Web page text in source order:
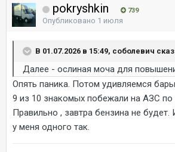
pokryshkin 739
Опубликовано 1 июля
В 01.07.2026 в 15:49, соболевич
Далее - ослиная моча для
Опять паника. Потом удивляемся
9 из 10 знакомых побежали на АЗС по
Правильно , завтра бензина не
у меня одного так.